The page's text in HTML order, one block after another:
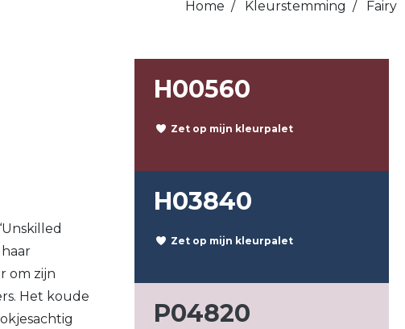
Home / Kleurstemming / Fairy
om zijn
Het koude
H00560
Zet op mijn kleurpalet
H03840
Zet op mijn kleurpalet
P04820